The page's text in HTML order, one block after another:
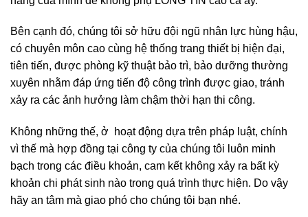
hàng của mình để không phụ LÒNG TIN cao cả ấy.
Bên cạnh đó, chúng tôi sở hữu đội ngũ nhân lực hùng hậu,
có chuyên môn cao cùng hệ thống trang thiết bị hiện đại,
tiên tiến, được phòng kỹ thuật bảo trì, bảo dưỡng thường
xuyên nhằm đáp ứng tiến độ công trình được giao, tránh
xảy ra các ảnh hưởng làm chậm thời hạn thi công.
Không những thế, ở hoạt động dựa trên pháp luật, chính
vì thế mà hợp đồng tại công ty của chúng tôi luôn minh
bạch trong các điều khoản, cam kết không xảy ra bất kỳ
khoản chi phát sinh nào trong quá trình thực hiện. Do vậy
hãy an tâm mà giao phó cho chúng tôi bạn nhé.